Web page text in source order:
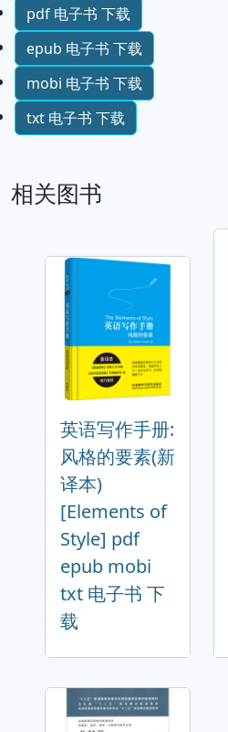
pdf 电子书 下载
epub 电子书 下载
mobi 电子书 下载
txt 电子书 下载
相关图书
英语写作手册:
风格的要素(新
译本)
[Elements of
Style] pdf
epub mobi
txt 电子书 下
载